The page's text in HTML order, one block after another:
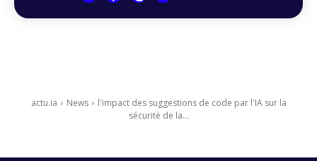
actu.ia News
l'impact des suggestions de code par l'IA sur la
sécurité de la...